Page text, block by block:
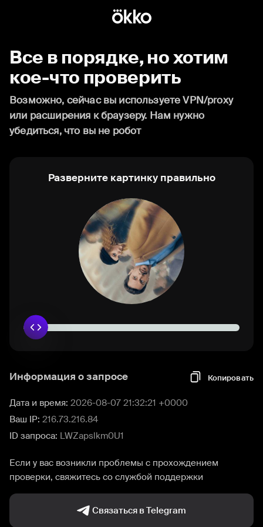
Все в порядке, но хотим
кое-что проверить
Возможно, сейчас вы используете VPN/proxy
или расширения к браузеру. Нам нужно
убедиться, что вы не робот
Разверните картинку правильно
Информация о запросе Копировать
Дата и время: 2026-08-07 21:32:21 +0000
Ваш IP: 216.73.216.84
ID запроса: LWZapslkm0U1
Если у вас возникли проблемы с прохождением
проверки, свяжитесь со службой поддержки
Связаться в Telegram